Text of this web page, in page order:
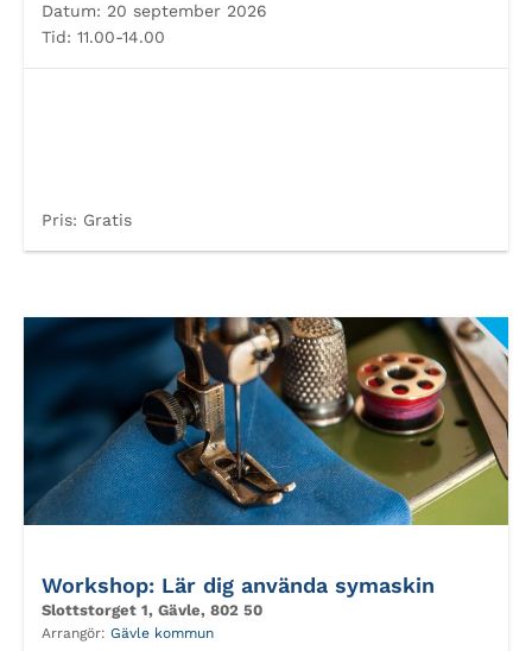
Datum: 20 september 2026
Tid: 11.00-14.00
Pris: Gratis
Workshop: Lär dig använda symaskin
Slottstorget 1, Gävle, 802 50
Arrangör: Gävle kommun